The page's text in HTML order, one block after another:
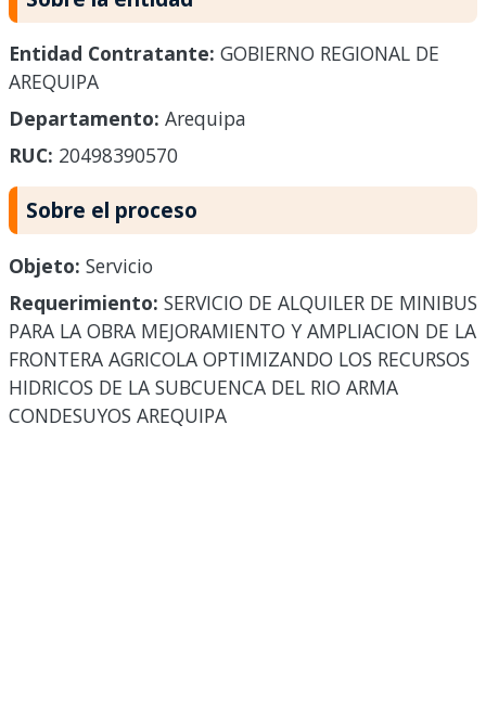
Entidad Contratante: GOBIERNO REGIONAL DE
AREQUIPA
Departamento: Arequipa
RUC: 20498390570
Sobre el proceso
Objeto: Servicio
Requerimiento: SERVICIO DE ALQUILER DE MINIBUS
PARA LA OBRA MEJORAMIENTO Y AMPLIACION DE LA
FRONTERA AGRICOLA OPTIMIZANDO LOS RECURSOS
HIDRICOS DE LA SUBCUENCA DEL RIO ARMA
CONDESUYOS AREQUIPA